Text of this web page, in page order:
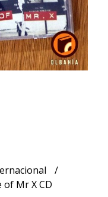
of Mr X CD